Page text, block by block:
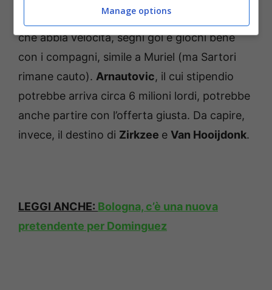
In attacco, Thiago Motta cerca una punta
che abbia velocità, segni gol e giochi bene
con i compagni, simile a Muriel (ma Sartori
rimane cauto). Arnautovic, il cui stipendio
potrebbe arriva circa 6 milioni lordi, potrebbe
anche partire con l’offerta giusta. Da capire,
invece, il destino di Zirkzee e Van Hooijdonk.
LEGGI ANCHE: Bologna, c’è una nuova
pretendente per Dominguez
Manage options